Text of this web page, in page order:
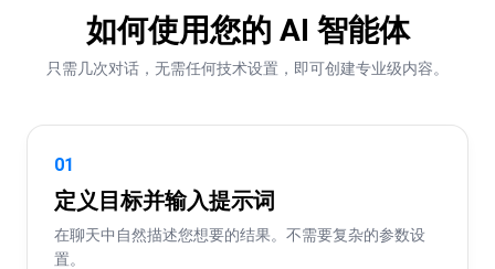
如何使用您的 AI 智能体
只需几次对话，无需任何技术设置，即可创建专业级内容。
01
定义目标并输入提示词
在聊天中自然描述您想要的结果。不需要复杂的参数设
置。